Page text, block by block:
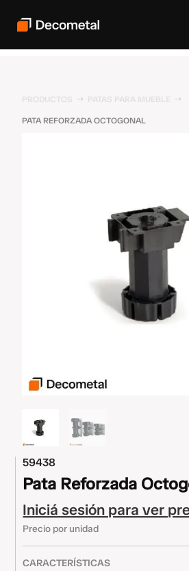
$ $
PATA REFORZADA OCTOGONAL
59438
Pata Reforzada
Iniciá sesión para ver
Precio por unidad
CARACTERÍSTICAS